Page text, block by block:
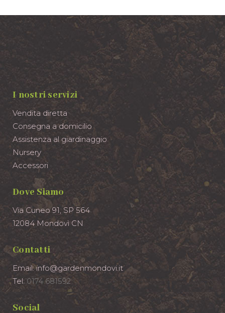
I nostri servizi
Vendita diretta
Consegna a domicilio
Assistenza al giardinaggio
Nursery
Accessori
Dove Siamo
Via Cuneo 91, SP 564
12084 Mondovì CN
Contatti
Email: info@gardenmondovi.it
Tel: 0174 681592
Social